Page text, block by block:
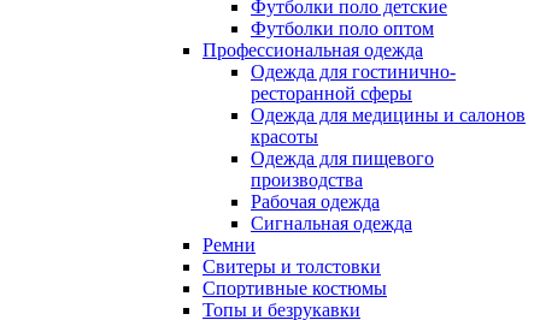
Футболки поло детские
Футболки поло оптом
Профессиональная одежда
Одежда для гостинично-
ресторанной сферы
Одежда для медицины и салонов
красоты
Одежда для пищевого
производства
Рабочая одежда
Сигнальная одежда
Ремни
Свитеры и толстовки
Спортивные костюмы
Топы и безрукавки